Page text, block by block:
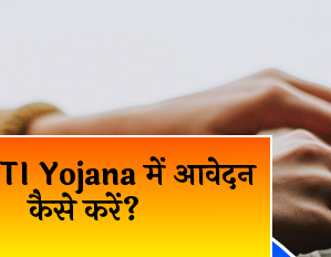
Yojana में आवेदन
कैसे करें?